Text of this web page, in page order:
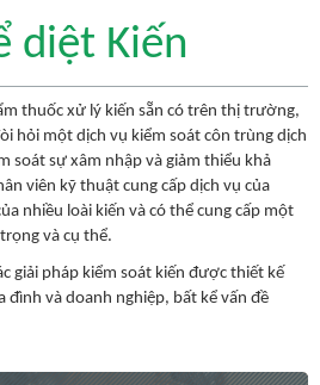
diệt Kiến
thuốc xử lý kiến sẵn có trên thị trường,
hỏi một dịch vụ kiểm soát côn trùng dịch
soát sự xâm nhập và giảm thiểu khả
viên kỹ thuật cung cấp dịch vụ của
nhiều loài kiến và có thể cung cấp một
và cụ thể.
giải pháp kiểm soát kiến được thiết kế
đình và doanh nghiệp, bất kể vấn đề